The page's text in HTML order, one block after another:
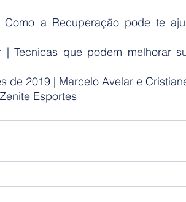
Como a Recuperação pode te
Tecnicas que podem melhorar
de 2019 | Marcelo Avelar e
Esportes